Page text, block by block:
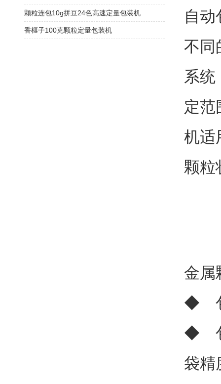
自
不同
系统
定范
机适
颗粒
金属
◆ 包
◆ 包
袋精
颗粒连包10g拼豆24色高速定量包装机
香榧子100克颗粒定量包装机